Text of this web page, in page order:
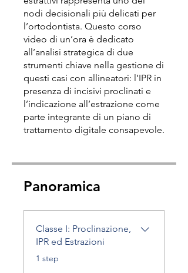
nodi decisionali più delicati per
l’ortodontista. Questo corso
video di un’ora è dedicato
all’analisi strategica di due
strumenti chiave nella gestione di
questi casi con allineatori: l’IPR in
presenza di incisivi proclinati e
l’indicazione all’estrazione come
parte integrante di un piano di
trattamento digitale consapevole.
Panoramica
Classe I: Proclinazione,
IPR ed Estrazioni
.1 step